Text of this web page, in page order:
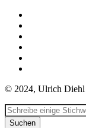
© 2024, Ulrich Diehl
Suchen